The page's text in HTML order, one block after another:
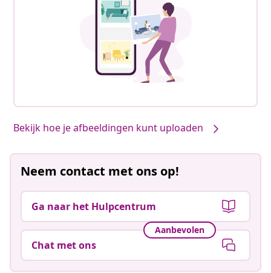
Bekijk hoe je afbeeldingen kunt uploaden
Neem contact met ons op!
Ga naar het Hulpcentrum
Aanbevolen
Chat met ons